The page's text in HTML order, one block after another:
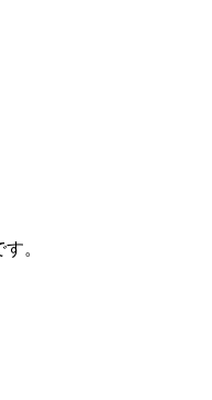
。